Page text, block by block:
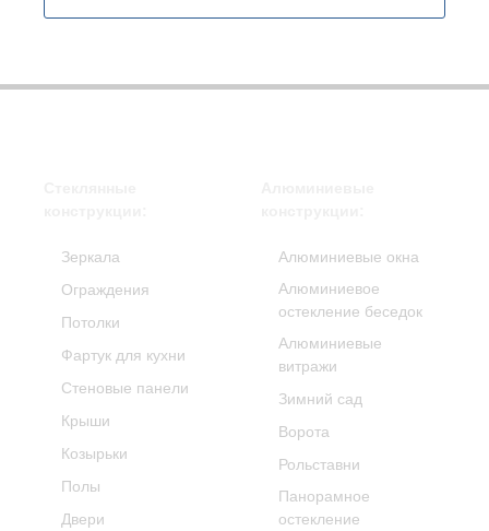
Зеркала
Ограждения
Потолки
Фартук для кухни
Стеновые панели
Крыши
Козырьки
Полы
Двери
Алюминиевые окна
Алюминиевое
остекление беседок
Алюминиевые
витражи
Зимний сад
Ворота
Рольставни
Панорамное
остекление